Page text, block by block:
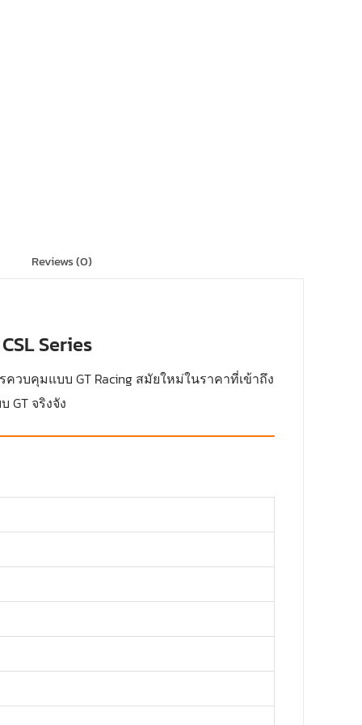
Reviews (0)
Series
ควบคุมแบบ GT Racing สมัยใหม่ในราคาที่เข้าถึง
GT จริงจัง